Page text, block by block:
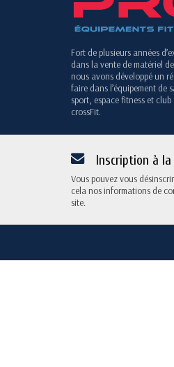
Fort de plusieurs années
dans la vente de matériel
nous avons développé un
faire dans l’équipement de
sport, espace fitness et club
crossFit.
Inscription à
Vous pouvez vous
cela nos informations de
site.